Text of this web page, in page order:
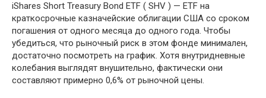
iShares Short Treasury Bond ETF ( SHV ) — ETF на
краткосрочные казначейские облигации США со сроком
погашения от одного месяца до одного года. Чтобы
убедиться, что рыночный риск в этом фонде минимален,
достаточно посмотреть на график. Хотя внутридневные
колебания выглядят внушительно, фактически они
составляют примерно 0,6% от рыночной цены.